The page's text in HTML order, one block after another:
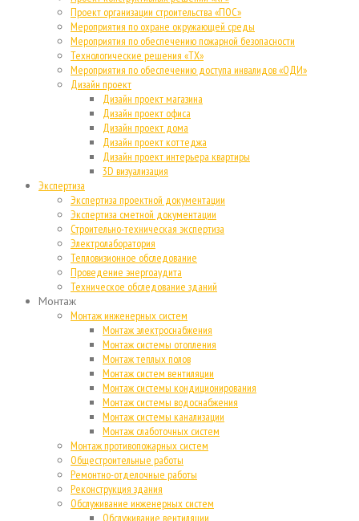
Проект организации строительства «ПОС»
Мероприятия по охране окружающей среды
Мероприятия по обеспечению пожарной безопасности
Технологические решения «ТХ»
Мероприятия по обеспечению доступа инвалидов «ОДИ»
Дизайн проект
Дизайн проект магазина
Дизайн проект офиса
Дизайн проект дома
Дизайн проект коттеджа
Дизайн проект интерьера квартиры
3D визуализация
Экспертиза
Экспертиза проектной документации
Экспертиза сметной документации
Строительно-техническая экспертиза
Электролаборатория
Тепловизионное обследование
Проведение энергоаудита
Техническое обследование зданий
Монтаж
Монтаж инженерных систем
Монтаж электроснабжения
Монтаж системы отопления
Монтаж теплых полов
Монтаж систем вентиляции
Монтаж системы кондиционирования
Монтаж системы водоснабжения
Монтаж системы канализации
Монтаж слаботочных систем
Монтаж противопожарных систем
Общестроительные работы
Ремонтно-отделочные работы
Реконструкция здания
Обслуживание инженерных систем
Обслуживание вентиляции